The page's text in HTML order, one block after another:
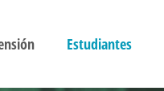
Estudiantes